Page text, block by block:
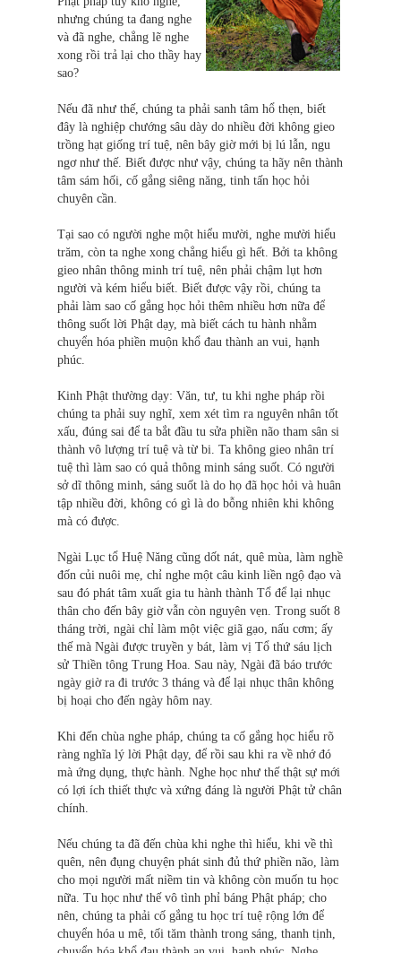
nhưng chúng ta đang nghe
và đã nghe, chẳng lẽ nghe
xong rồi trả lại cho thầy hay
sao?
Nếu đã như thế, chúng ta phải sanh tâm hổ thẹn, biết
đây là nghiệp chướng sâu dày do nhiều đời không gieo
trồng hạt giống trí tuệ, nên bây giờ mới bị lú lẫn, ngu
ngơ như thế. Biết được như vậy, chúng ta hãy nên thành
tâm sám hối, cố gắng siêng năng, tinh tấn học hỏi
chuyên cần.
Tại sao có người nghe một hiểu mười, nghe mười hiểu
trăm, còn ta nghe xong chẳng hiểu gì hết. Bởi ta không
gieo nhân thông minh trí tuệ, nên phải chậm lụt hơn
người và kém hiểu biết. Biết được vậy rồi, chúng ta
phải làm sao cố gắng học hỏi thêm nhiều hơn nữa để
thông suốt lời Phật dạy, mà biết cách tu hành nhằm
chuyển hóa phiền muộn khổ đau thành an vui, hạnh
phúc.
Kinh Phật thường dạy: Văn, tư, tu khi nghe pháp rồi
chúng ta phải suy nghĩ, xem xét tìm ra nguyên nhân tốt
xấu, đúng sai để ta bắt đầu tu sửa phiền não tham sân si
thành vô lượng trí tuệ và từ bi. Ta không gieo nhân trí
tuệ thì làm sao có quả thông minh sáng suốt. Có người
sở dĩ thông minh, sáng suốt là do họ đã học hỏi và huân
tập nhiều đời, không có gì là do bỗng nhiên khi không
mà có được.
Ngài Lục tổ Huệ Năng cũng dốt nát, quê mùa, làm nghề
đốn củi nuôi mẹ, chỉ nghe một câu kinh liền ngộ đạo và
sau đó phát tâm xuất gia tu hành thành Tổ để lại nhục
thân cho đến bây giờ vẫn còn nguyên vẹn. Trong suốt 8
tháng trời, ngài chỉ làm một việc giã gạo, nấu cơm; ấy
thế mà Ngài được truyền y bát, làm vị Tổ thứ sáu lịch
sử Thiền tông Trung Hoa. Sau này, Ngài đã báo trước
ngày giờ ra đi trước 3 tháng và để lại nhục thân không
bị hoại cho đến ngày hôm nay.
Khi đến chùa nghe pháp, chúng ta cố gắng học hiểu rõ
ràng nghĩa lý lời Phật dạy, để rồi sau khi ra về nhớ đó
mà ứng dụng, thực hành. Nghe học như thế thật sự mới
có lợi ích thiết thực và xứng đáng là người Phật tử chân
chính.
Nếu chúng ta đã đến chùa khi nghe thì hiểu, khi về thì
quên, nên đụng chuyện phát sinh đủ thứ phiền não, làm
cho mọi người mất niềm tin và không còn muốn tu học
nữa. Tu học như thế vô tình phỉ báng Phật pháp; cho
nên, chúng ta phải cố gắng tu học trí tuệ rộng lớn để
chuyển hóa u mê, tối tăm thành trong sáng, thanh tịnh,